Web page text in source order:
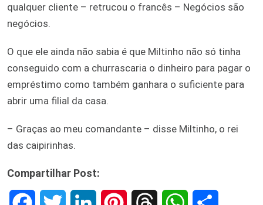
qualquer cliente – retrucou o francês – Negócios são
negócios.
O que ele ainda não sabia é que Miltinho não só tinha
conseguido com a churrascaria o dinheiro para pagar o
empréstimo como também ganhara o suficiente para
abrir uma filial da casa.
– Graças ao meu comandante – disse Miltinho, o rei
das caipirinhas.
Compartilhar Post: